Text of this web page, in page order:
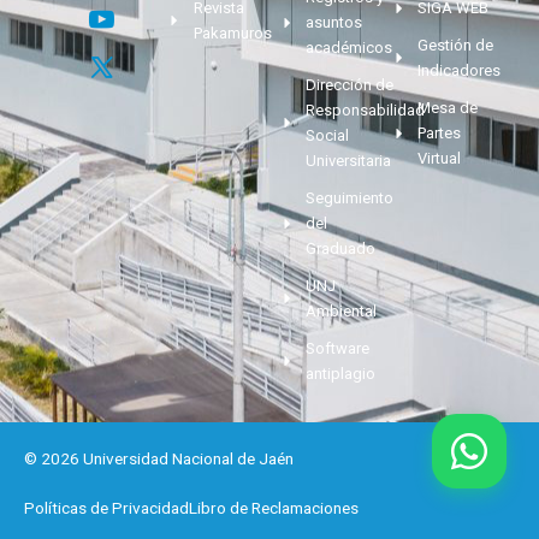
Revista
Pakamuros
asuntos
académicos
Dirección de
Responsabilidad
Social
Universitaria
Seguimiento
del
Graduado
UNJ
Ambiental
Software
antiplagio
SIGA WEB
Gestión de
Indicadores
Mesa de
Partes
Virtual
© 2026 Universidad Nacional de Jaén
Políticas de PrivacidadLibro de Reclamaciones